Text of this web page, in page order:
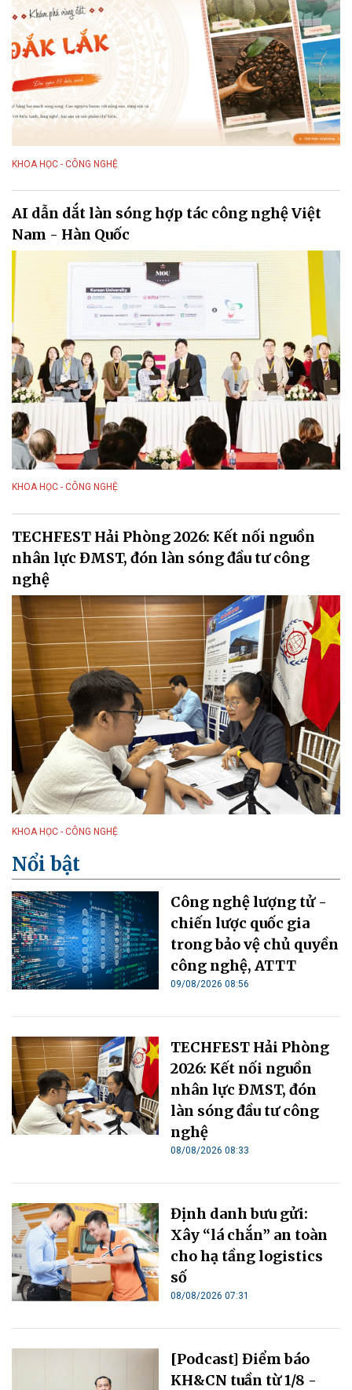
KHOA HỌC - CÔNG NGHỆ
AI dẫn dắt làn sóng hợp tác công nghệ Việt
Nam - Hàn Quốc
KHOA HỌC - CÔNG NGHỆ
TECHFEST Hải Phòng 2026: Kết nối nguồn
nhân lực ĐMST, đón làn sóng đầu tư công
nghệ
KHOA HỌC - CÔNG NGHỆ
Nổi bật
Công nghệ lượng tử -
chiến lược quốc gia
trong bảo vệ chủ quyền
công nghệ, ATTT
09/08/2026 08:56
TECHFEST Hải Phòng
2026: Kết nối nguồn
nhân lực ĐMST, đón
làn sóng đầu tư công
nghệ
08/08/2026 08:33
Định danh bưu gửi:
Xây “lá chắn” an toàn
cho hạ tầng logistics
số
08/08/2026 07:31
[Podcast] Điểm báo
KH&CN tuần từ 1/8 -